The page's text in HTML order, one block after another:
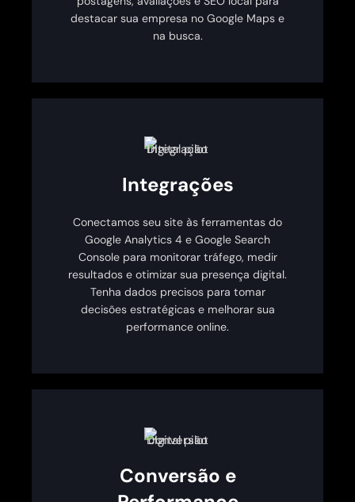
destacar sua empresa no Google Maps e
na busca.
Integrações
Conectamos seu site às ferramentas do
Google Analytics 4 e Google Search
Console para monitorar tráfego, medir
resultados e otimizar sua presença digital.
Tenha dados precisos para tomar
decisões estratégicas e melhorar sua
performance online.
Conversão e